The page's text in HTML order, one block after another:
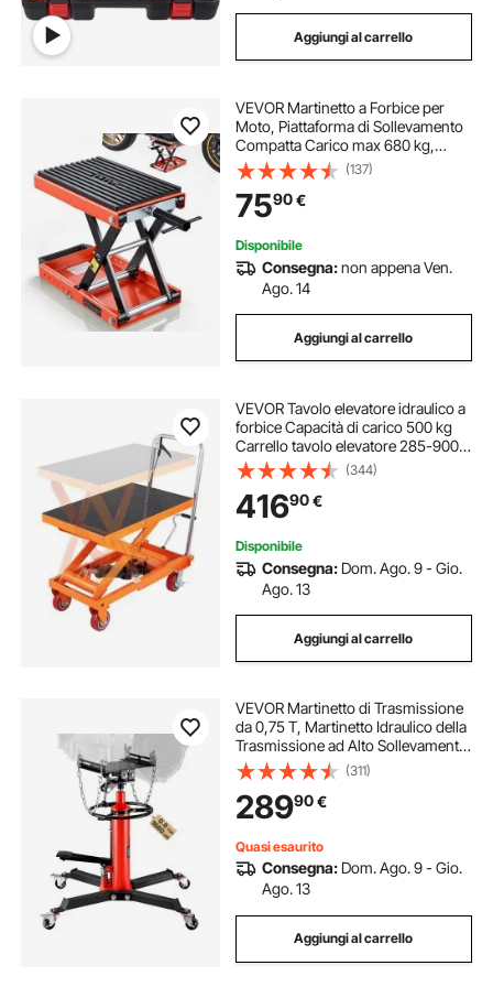
Aggiungi al carrello
VEVOR Martinetto a Forbice per
Moto, Piattaforma di Sollevamento
Compatta Carico max 680 kg,
Escursione di Sollevamento 10,5-
35 cm per Manutenzione Moto da
Officina Garage, Sollevatore in
Acciaio
(137)
7590€
Disponibile
Consegna:non appena Ven.
Ago. 14
Aggiungi al carrello
VEVOR Tavolo elevatore idraulico a
forbice Capacità di carico 500 kg
Carrello tavolo elevatore 285-900
mm Campo di sollevamento Tavolo
elevatore officina 815 x 505 mm
Carrello elevatore a forbice
(344)
41690€
Disponibile
Consegna: Dom. Ago. 9 - Gio.
Ago. 13
Aggiungi al carrello
VEVOR Martinetto di Trasmissione
da 0,75 T, Martinetto Idraulico della
Trasmissione ad Alto Sollevamento,
Jack a Trasmissione Verticale con 4
Rotelle Girevoli per Autoveicoli o
Autocarri Leggeri
(311)
28990€
Quasi esaurito
Consegna: Dom. Ago. 9 - Gio.
Ago. 13
Aggiungi al carrello